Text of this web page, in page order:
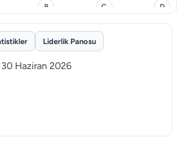
B C D
B C
B C D
Liderlik Panosu
30 Haziran 2026